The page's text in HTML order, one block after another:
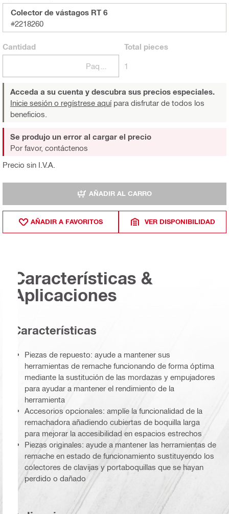
Colector de vástagos RT 6
#2218260
Cantidad Total pieces
1
Acceda a su cuenta y descubra sus precios especiales.
Inicie sesión o regístrese aquípara disfrutar de todos los
beneficios.
Precio sin I.V.A.
Se produjo un error al cargar el precio
Por favor, contáctenos
AÑADIR AL CARRO
AÑADIR A FAVORITOS VER DISPONIBILIDAD
Características &
Aplicaciones
Características
Piezas de repuesto: ayude a mantener sus
herramientas de remache funcionando de forma óptima
mediante la sustitución de las mordazas y empujadores
para ayudar a mantener el rendimiento de la
herramienta
Accesorios opcionales: amplíe la funcionalidad de la
remachadora añadiendo cubiertas de boquilla larga
para mejorar la accesibilidad en espacios estrechos
Piezas originales: ayude a mantener las herramientas de
remache en estado de funcionamiento sustituyendo los
colectores de clavijas y portaboquillas que se hayan
perdido o dañado